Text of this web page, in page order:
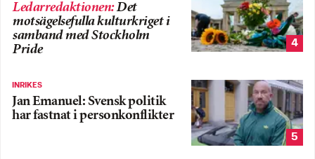
Ledarredaktionen:Det
motsägelsefulla kulturkriget i
samband med Stockholm
Pride
4
INRIKES
Jan Emanuel: Svensk politik
har fastnat i personkonflikter
5